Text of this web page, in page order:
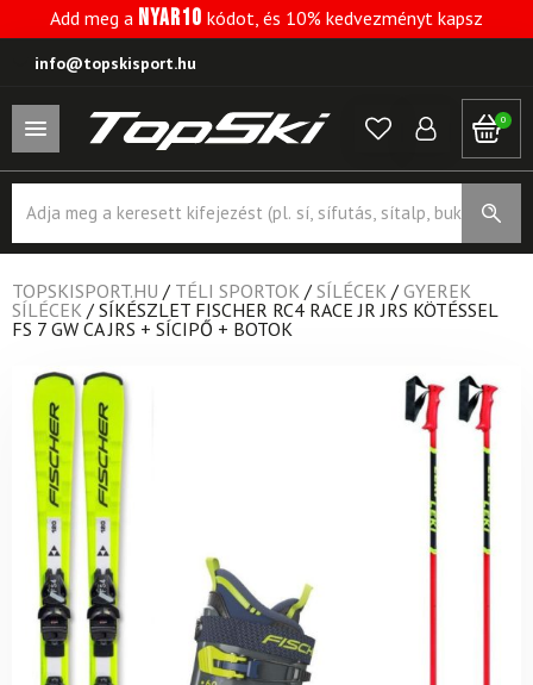
Add meg a NYAR10 kódot, és 10% kedvezményt kapsz
info@topskisport.hu
0
search
TOPSKISPORT.HU / TÉLI SPORTOK / SÍLÉCEK / GYEREK
SÍLÉCEK / SÍKÉSZLET FISCHER RC4 RACE JR JRS KÖTÉSSEL
FS 7 GW CA JRS + SÍCIPŐ + BOTOK